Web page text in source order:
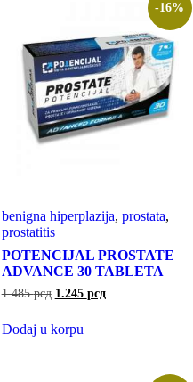
-16%
benigna hiperplazija, prostata,
prostatitis
POTENCIJAL PROSTATE
ADVANCE 30 TABLETA
1.485рсд 1.245 рсд
Dodaj u korpu